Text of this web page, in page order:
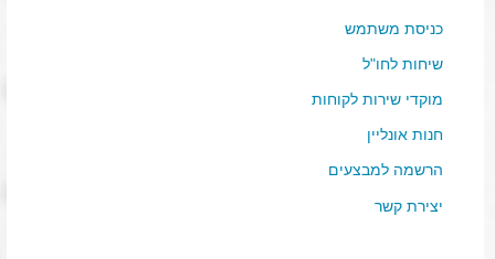
כניסת משתמש
שיחות לחו"ל
מוקדי שירות לקוחות
חנות אונליין
הרשמה למבצעים
יצירת קשר